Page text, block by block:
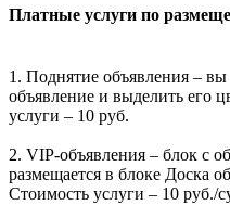
Платные услуги по
1. Поднятие объявления –
объявление и выделить его
услуги – 10 руб.
2. VIP-объявления – блок с
размещается в блоке Доска
Стоимость услуги – 10 руб./